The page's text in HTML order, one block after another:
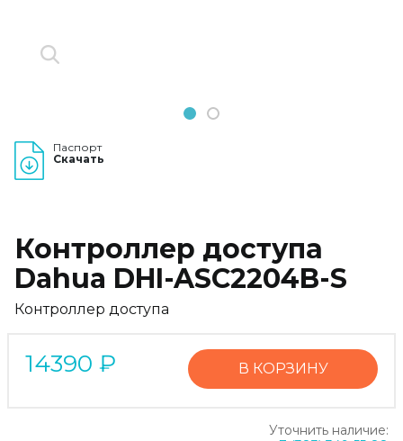
1 2
Паспорт
Скачать
Контроллер доступа
Dahua DHI-ASC2204B-S
Контроллер доступа
14390 ₽ В КОРЗИНУ
Уточнить наличие: